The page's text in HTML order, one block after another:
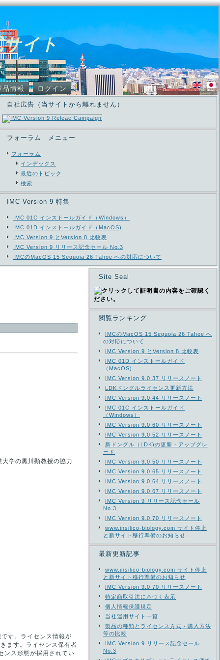
イト
品情報 ログイン
自社広告（当サイトから離れません）
フォーラム メニュー
フォーラム
インデックス
最近のトピック
検索
IMC Version 9 特集
IMC 01C インストールガイド（Windows）
IMC 01D インストールガイド（MacOS)
IMC Version 9 とVersion 8 比較表
IMC Version 9 リリース記念セール No.3
IMCのMacOS 15 Sequoia 26 Tahoe への対応について
学の黒川顕教授の協力
す。ライセンス情報が
ます。ライセンス保有者
ンス形態が採用されてい
Site Seal
閲覧ランキング
IMCのMacOS 15 Sequoia 26 Tahoe へ
の対応について
IMC Version 9 とVersion 8 比較表
IMC 01D インストールガイド
（MacOS)
IMC Version 9.0.37 リリースノート
LDKドングルライセンス更新方法
IMC Version 9.0.44 リリースノート
IMC 01C インストールガイド
（Windows）
IMC Version 9.0.60 リリースノート
IMC Version 9.0.52 リリースノート
新ドングル（LDK)の更新・アップグレ
ード
IMC Version 9.0.50 リリースノート
IMC Version 9.0.65 リリースノート
IMC Version 9.0.64 リリースノート
IMC Version 9.0.67 リリースノート
IMC Version 9 リリース記念セール
No.3
IMC Version 9.0.70 リリースノート
www.insilico-biology.com サイト停止
と新サイト移行準備のお知らせ
最新更新記事
www.insilico-biology.com サイト停止
と新サイト移行準備のお知らせ
IMC Version 9.0.70 リリースノート
特定商取引法に基づく表示
個人情報保護規定
当社運用サイト一覧
製品の種類とライセンス方式・購入方法
等の比較
IMC Version 9 リリース記念セール
No.3